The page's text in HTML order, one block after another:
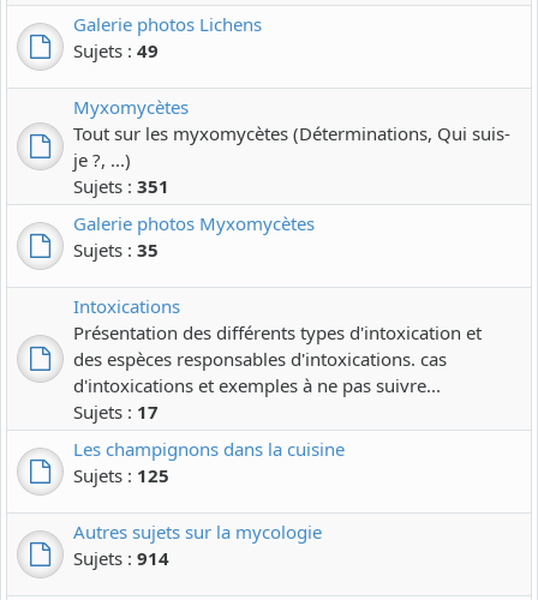
Galerie photos Lichens
Sujets : 49
Myxomycètes
Tout sur les myxomycètes (Déterminations, Qui suis-
je ?, ...)
Sujets : 351
Galerie photos Myxomycètes
Sujets : 35
Intoxications
Présentation des différents types d'intoxication et
des espèces responsables d'intoxications. cas
d'intoxications et exemples à ne pas suivre...
Sujets : 17
Les champignons dans la cuisine
Sujets : 125
Autres sujets sur la mycologie
Sujets : 914